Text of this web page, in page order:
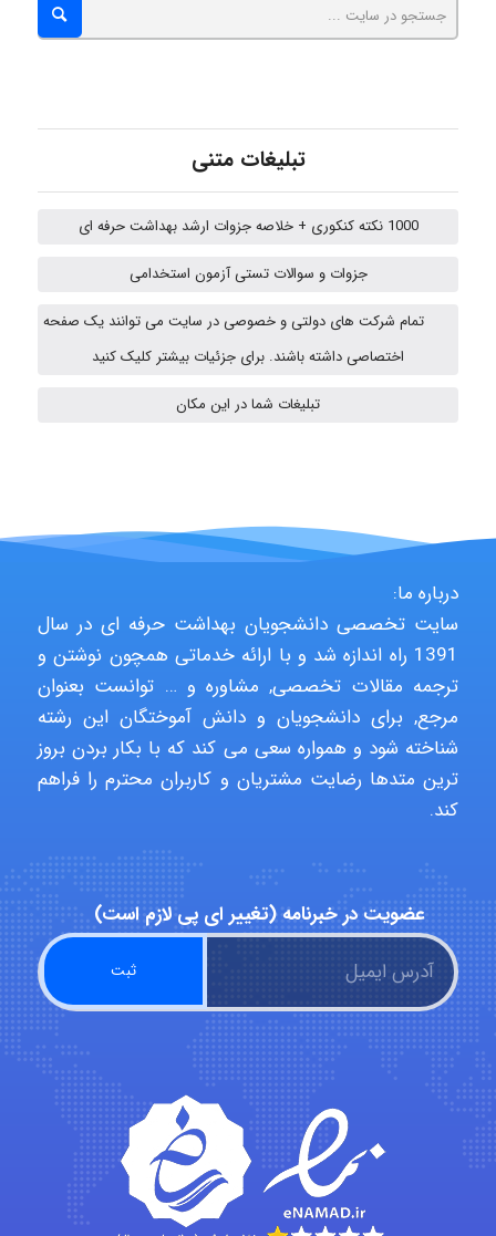
A.balandeh
Jafar Tym
aghajari vahid
Poubakhtiari
hosein abdolvand
Kati
emami
ehtesham
تبلیغات متنی
1000 نکته کنکوری + خلاصه جزوات ارشد بهداشت حرفه ای
جزوات و سوالات تستی آزمون استخدامی
تمام شرکت های دولتی و خصوصی در سایت می توانند یک صفحه
اختصاصی داشته باشند. برای جزئیات بیشتر کلیک کنید
تبلیغات شما در این مکان
درباره ما:
سایت تخصصی دانشجویان بهداشت حرفه ای در سال
1391 راه اندازه شد و با ارائه خدماتی همچون نوشتن و
ترجمه مقالات تخصصی, مشاوره و … توانست بعنوان
مرجع, برای دانشجویان و دانش آموختگان این رشته
شناخته شود و همواره سعی می کند که با بکار بردن بروز
ترین متدها رضایت مشتریان و کاربران محترم را فراهم
کند.
عضویت در خبرنامه (تغییر ای پی لازم است)